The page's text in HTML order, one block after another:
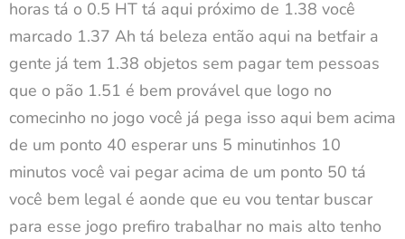
horas tá o 0.5 HT tá aqui próximo de 1.38 você
marcado 1.37 Ah tá beleza então aqui na betfair a
gente já tem 1.38 objetos sem pagar tem pessoas
que o pão 1.51 é bem provável que logo no
comecinho no jogo você já pega isso aqui bem acima
de um ponto 40 esperar uns 5 minutinhos 10
minutos você vai pegar acima de um ponto 50 tá
você bem legal é aonde que eu vou tentar buscar
para esse jogo prefiro trabalhar no mais alto tenho